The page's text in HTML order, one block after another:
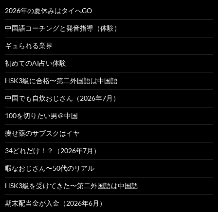
2026年の夏休みはタイへGO
中国語コーチングと発音指導（体験）
ギュられる業界
初めてのAI占い体験
HSK3級に合格〜第二外国語は中国語
中国でも自炊おじさん（2026年7月）
100を切りたい男＠中国
痩せ薬のサブスクはイヤ
34どれだけ！？（2026年7月）
暇なおじさん〜50代のリアル
HSK3級を受けてきた〜第二外国語は中国語
期末配当金が入金（2026年6月）